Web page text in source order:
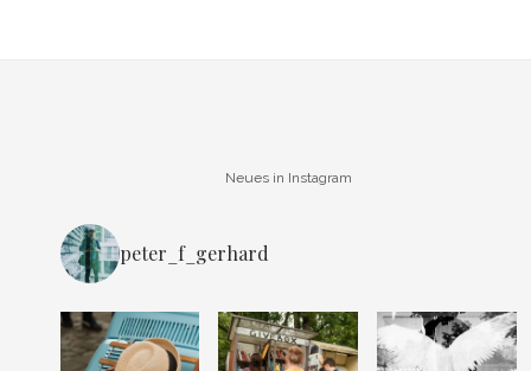
Neues in Instagram
peter_f_gerhard